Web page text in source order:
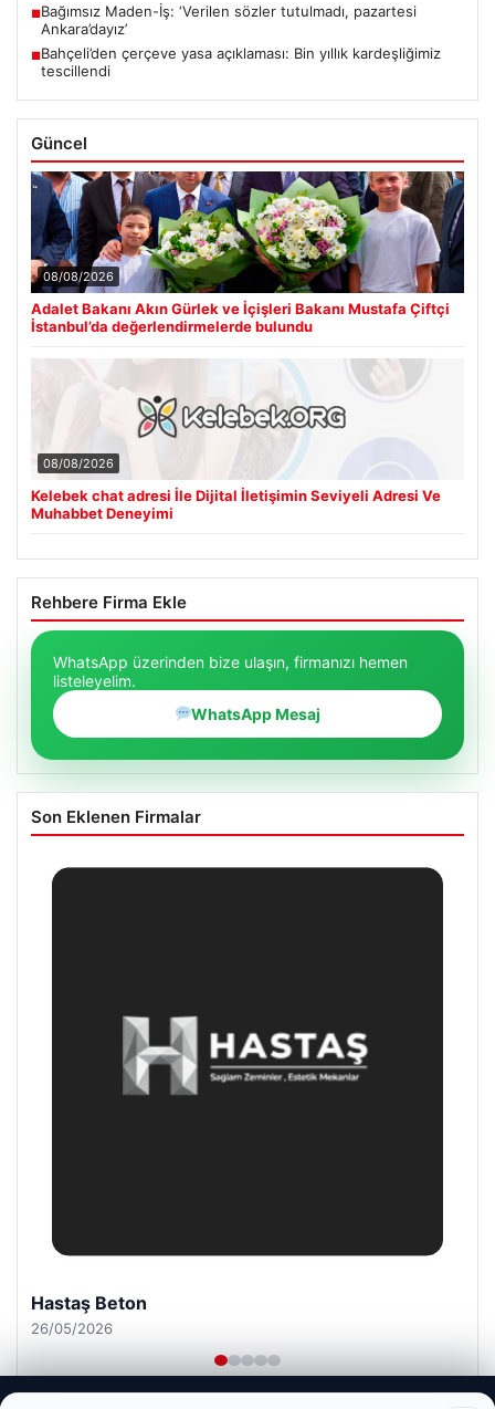
■Bağımsız Maden-İş: ‘Verilen sözler tutulmadı, pazartesi
Ankara’dayız’
■Bahçeli’den çerçeve yasa açıklaması: Bin yıllık kardeşliğimiz
tescillendi
Güncel
08/08/2026
Adalet Bakanı Akın Gürlek ve İçişleri Bakanı Mustafa Çiftçi
İstanbul’da değerlendirmelerde bulundu
08/08/2026
Kelebek chat adresi İle Dijital İletişimin Seviyeli Adresi Ve
Muhabbet Deneyimi
Rehbere Firma Ekle
WhatsApp üzerinden bize ulaşın, firmanızı hemen
listeleyelim.
WhatsApp Mesaj
Son Eklenen Firmalar
Enes Kaplan Avukatlık Bürosu
28/04/2026